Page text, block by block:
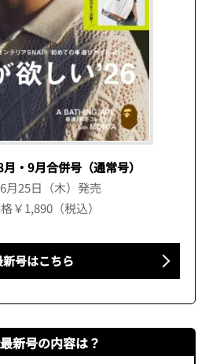
・9月合併号（通常号）
月25日（木）発売
￥1,890（税込）
新号はこちら
新号の内容は？